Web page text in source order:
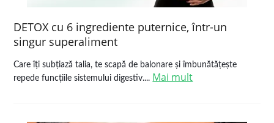
DETOX cu 6 ingrediente puternice, într-un
singur superaliment
Care îți subțiază talia, te scapă de balonare și îmbunătățește
repede funcțiile sistemului digestiv.... Mai mult